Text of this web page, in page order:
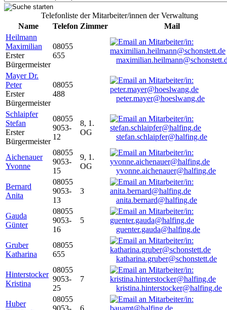
Telefonliste der Mitarbeiter/innen der Verwaltung
Name
Telefon Zimmer
Mail
Heilmann
Maximilian
Erster
Bürgermeister
08055
655
Mayer Dr.
Peter
Erster
Bürgermeister
08055
488
peter.mayer@hoeslwang.de
Schlaipfer
Stefan
Erster
Bürgermeister
08055
9053-
12
8, 1.
OG
stefan.schlaipfer@halfing.de
Aichenauer
Yvonne
08055
9053-
15
9, 1.
OG
yvonne.aichenauer@halfing.de
Bernard
Anita
08055
9053-
13
3
anita.bernard@halfing.de
Gauda
Günter
08055
9053-
16
5
guenter.gauda@halfing.de
Gruber
Katharina
08055
655
katharina.gruber@schonstett.de
Hinterstocker
Kristina
08055
9053-
25
7
kristina.hinterstocker@halfing.de
Huber
08055
9053-
6